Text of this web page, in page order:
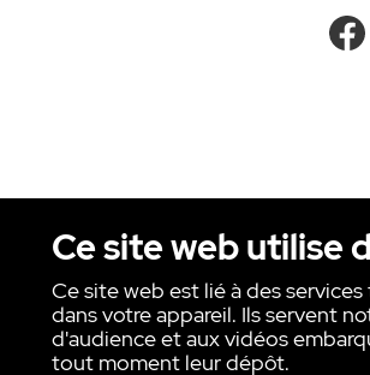
Ce site web utilise
Ce site web est lié à des
dans votre appareil. Ils servent
d'audience et aux vidéos
tout moment leur dépôt.
Copyright © INTER ACTION